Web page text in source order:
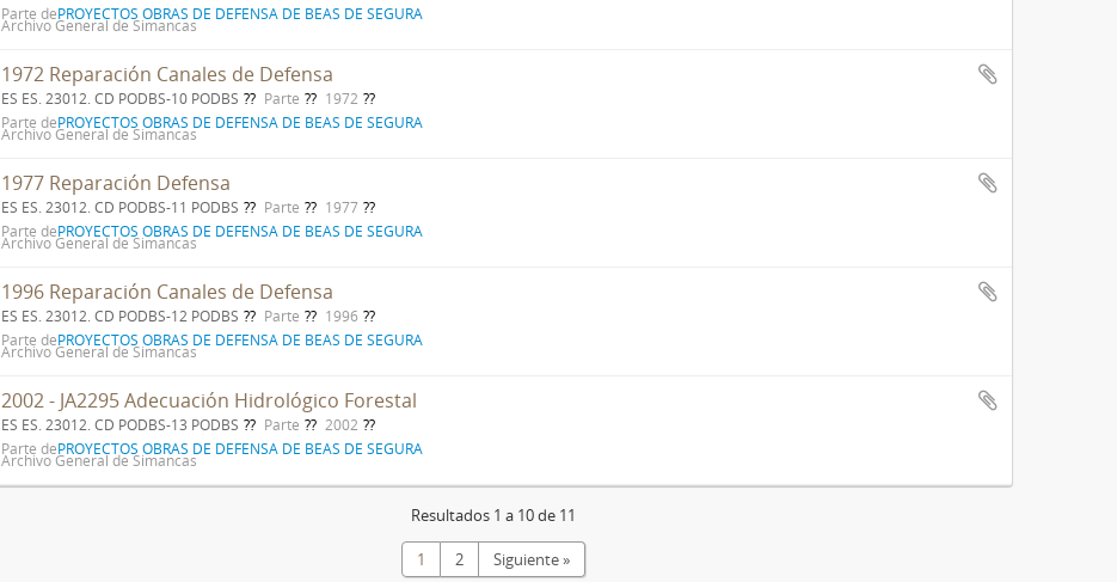
Parte dePROYECTOS OBRAS DE DEFENSA DE BEAS DE SEGURA
Archivo General de Simancas
1972 Reparación Canales de Defensa
ES ES. 23012. CD PODBS-10 PODBS Parte
1972
Parte dePROYECTOS OBRAS DE DEFENSA DE BEAS DE SEGURA
Archivo General de Simancas
1977 Reparación Defensa
ES ES. 23012. CD PODBS-11 PODBS Parte
1977
Parte dePROYECTOS OBRAS DE DEFENSA DE BEAS DE SEGURA
Archivo General de Simancas
1996 Reparación Canales de Defensa
ES ES. 23012. CD PODBS-12 PODBS Parte
1996
Parte dePROYECTOS OBRAS DE DEFENSA DE BEAS DE SEGURA
Archivo General de Simancas
2002 - JA2295 Adecuación Hidrológico Forestal
ES ES. 23012. CD PODBS-13 PODBS Parte
2002
Parte dePROYECTOS OBRAS DE DEFENSA DE BEAS DE SEGURA
Archivo General de Simancas
Resultados 1 a 10 de 11
1 2 Siguiente »